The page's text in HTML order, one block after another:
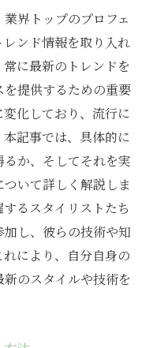
界トップのプロフェ
ンド情報を取り入れ
に最新のトレンドを
提供するための重要
化しており、流行に
記事では、具体的に
か、そしてそれを実
いて詳しく解説しま
るスタイリストたち
し、彼らの技術や知
により、自分自身の
のスタイルや技術を